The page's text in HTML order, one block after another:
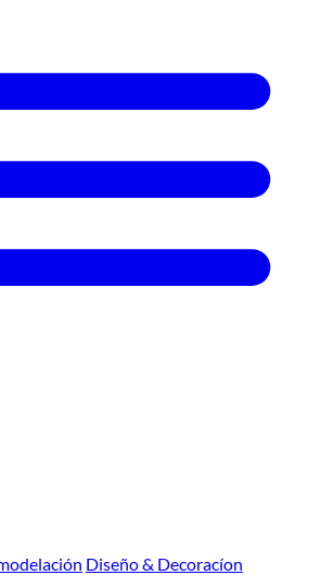
Diseño & Decoracíon